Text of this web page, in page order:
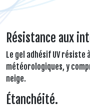
Résistance aux
Le gel adhésif UV
météorologiques, y
neige.
Étanchéité.